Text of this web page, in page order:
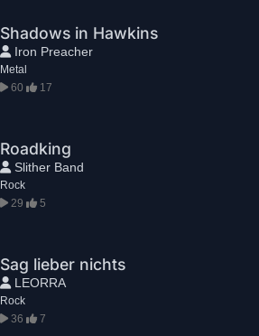
Shadows in Hawkins
Iron Preacher
Metal
60
17
Roadking
Slither Band
Rock
29
5
Sag lieber nichts
LEORRA
Rock
36
7